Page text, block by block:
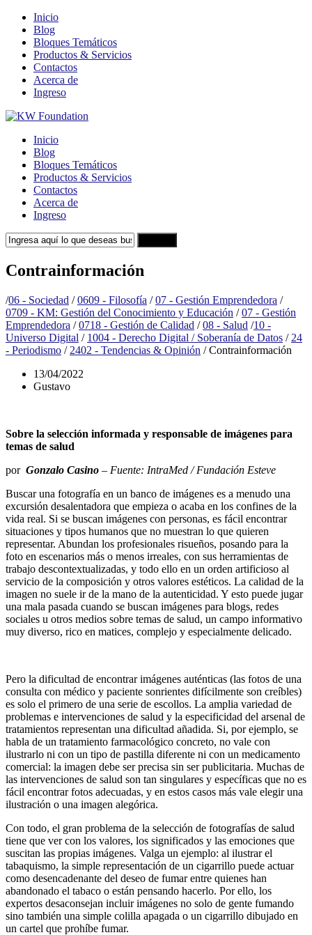
Inicio
Blog
Bloques Temáticos
Productos & Servicios
Contactos
Acerca de
Ingreso
Inicio
Blog
Bloques Temáticos
Productos & Servicios
Contactos
Acerca de
Ingreso
Contrainformación
/06 - Sociedad / 0609 - Filosofía / 07 - Gestión Emprendedora /
0709 - KM: Gestión del Conocimiento y Educación / 07 - Gestión
Emprendedora / 0718 - Gestión de Calidad / 08 - Salud /10 -
Universo Digital / 1004 - Derecho Digital / Soberanía de Datos / 24
- Periodismo / 2402 - Tendencias & Opinión /Contrainformación
13/04/2022
Gustavo
Sobre la selección informada y responsable de imágenes para
temas de salud
por Gonzalo Casino – Fuente: IntraMed / Fundación Esteve
Buscar una fotografía en un banco de imágenes es a menudo una
excursión desalentadora que empieza o acaba en los confines de la
vida real. Si se buscan imágenes con personas, es fácil encontrar
situaciones y tipos humanos que no muestran lo que quieren
representar. Abundan los profesionales risueños, posando para la
foto en escenarios más o menos irreales, con sus herramientas de
trabajo descontextualizadas, y todo ello en un orden artificioso al
servicio de la composición y otros valores estéticos. La calidad de la
imagen no suele ir de la mano de la autenticidad. Y esto puede jugar
una mala pasada cuando se buscan imágenes para blogs, redes
sociales u otros medios sobre temas de salud, un campo informativo
muy diverso, rico en matices, complejo y especialmente delicado.
Pero la dificultad de encontrar imágenes auténticas (las fotos de una
consulta con médico y paciente sonrientes difícilmente son creíbles)
es solo el primero de una serie de escollos. La amplia variedad de
problemas e intervenciones de salud y la especificidad del arsenal de
tratamientos representan una dificultad añadida. Si, por ejemplo, se
habla de un tratamiento farmacológico concreto, no vale con
ilustrarlo ni con un tipo de pastilla diferente ni con un medicamento
comercial: la imagen debe ser precisa sin ser publicitaria. Muchas de
las intervenciones de salud son tan singulares y específicas que no es
fácil encontrar fotos adecuadas, y en estos casos más vale elegir una
ilustración o una imagen alegórica.
Con todo, el gran problema de la selección de fotografías de salud
tiene que ver con los valores, los significados y las emociones que
suscitan las propias imágenes. Valga un ejemplo: al ilustrar el
tabaquismo, la simple representación de un cigarrillo puede actuar
como desencadenante del deseo de fumar entre quienes han
abandonado el tabaco o están pensando hacerlo. Por ello, los
expertos desaconsejan incluir imágenes no solo de gente fumando
sino también una simple colilla apagada o un cigarrillo dibujado en
un cartel que prohíbe fumar.